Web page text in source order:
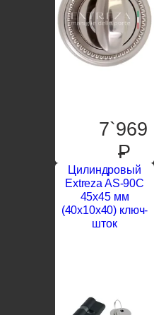
7`969
P
Цилиндровый
Extreza AS-90C
45x45 мм
(40x10x40) ключ-
шток